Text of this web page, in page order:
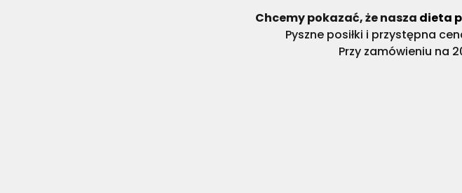
Chcemy pokazać, że nasza dieta
Pyszne posiłki i przystępna
Przy zamówieniu na